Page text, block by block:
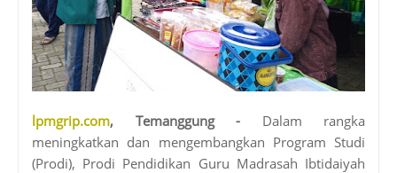
lpmgrip.com, Temanggung - Dalam rangka
meningkatkan dan mengembangkan Program Studi
(Prodi), Prodi Pendidikan Guru Madrasah Ibtidaiyah